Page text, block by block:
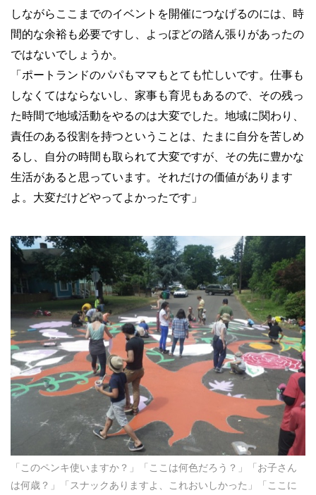
しながらここまでのイベントを開催につなげるのには、時
間的な余裕も必要ですし、よっぽどの踏ん張りがあったの
ではないでしょうか。
「ポートランドのパパもママもとても忙しいです。仕事も
しなくてはならないし、家事も育児もあるので、その残っ
た時間で地域活動をやるのは大変でした。地域に関わり、
責任のある役割を持つということは、たまに自分を苦しめ
るし、自分の時間も取られて大変ですが、その先に豊かな
生活があると思っています。それだけの価値があります
よ。大変だけどやってよかったです」
「このペンキ使いますか？」「ここは何色だろう？」「お子さん
は何歳？」「スナックありますよ、これおいしかった」「ここに